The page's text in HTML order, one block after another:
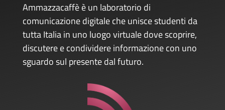
Ammazzacaffè è un laboratorio di
comunicazione digitale che unisce studenti da
tutta Italia in uno luogo virtuale dove scoprire,
discutere e condividere informazione con uno
sguardo sul presente dal futuro.